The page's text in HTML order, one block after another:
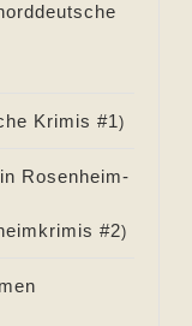
Krimis #1)
Rosenheim-
#2)